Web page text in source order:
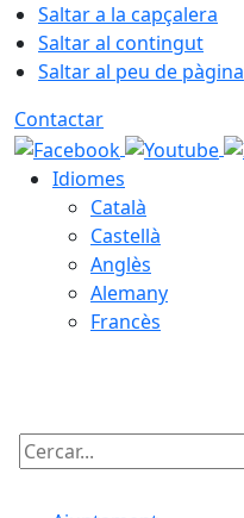
Saltar a la capçalera
Saltar al contingut
Saltar al peu de pàgina
Contactar
Idiomes
Català
Castellà
Anglès
Alemany
Francès
Cercar: